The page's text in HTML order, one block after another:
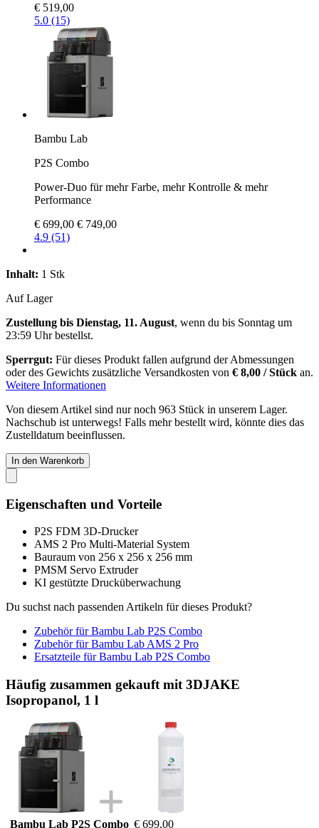
€ 519,00
5.0 (15)
Bambu Lab
P2S Combo
Power-Duo für mehr Farbe, mehr Kontrolle & mehr
Performance
€ 699,00 € 749,00
4.9 (51)
Inhalt: 1 Stk
Auf Lager
Zustellung bis Dienstag, 11. August, wenn du bis Sonntag um
23:59 Uhrbestellst.
Sperrgut: Für dieses Produkt fallen aufgrund der Abmessungen
oder des Gewichts zusätzliche Versandkosten von € 8,00 / Stück an.
Weitere Informationen
Von diesem Artikel sind nur noch 963 Stück in unserem Lager.
Nachschub ist unterwegs! Falls mehr bestellt wird, könnte dies das
Zustelldatum beeinflussen.
In den Warenkorb
Eigenschaften und Vorteile
P2S FDM 3D-Drucker
AMS 2 Pro Multi-Material System
Bauraum von 256 x 256 x 256 mm
PMSM Servo Extruder
KI gestützte Drucküberwachung
Du suchst nach passenden Artikeln für dieses Produkt?
Zubehör für Bambu Lab P2S Combo
Zubehör für Bambu Lab AMS 2 Pro
Ersatzteile für Bambu Lab P2S Combo
Häufig zusammen gekauft mit 3DJAKE
Isopropanol, 1 l
Bambu Lab P2S Combo € 699,00